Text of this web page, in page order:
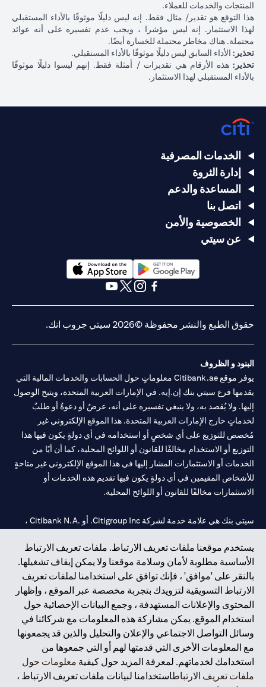
المنتجات والخدمات للعملاء.
هذا التوقع هو تقدير/ مثال فقط. إنه ليس دليلًا موثوقًا بالأداء المستقبلي
لهذا الاستثمار. إنه ليس مؤشرا ، ويجب عدم تفسيره على أنه عوائد
محتملة. هناك مخاطر محتملة للخسارة أيضًا.
تحذير: الأداء السابق ليس دليلًا موثوقًا بالأداء المستقبلي.
تحذير: هذه الأرقام هي تقديرات / أمثلة فقط. إنهم ليسوا دليلًا موثوقًا
بالأداء المستقبلي لهذا الاستثمار.
يستخدم موقعنا ملفات تعريف الارتباط. ملفات تعريف الارتباط
الأساسية مطلوبة لأمان وسلامة موقعنا ولا يمكن إيقاف تشغيلها.
بالنقر على 'موافق' ، فإنك توافق على استخدامنا لملفات تعريف
الارتباط التسويقية لتزويدك بتجربة مخصصة عبر الموقع ، وإظهار
المحتوى والإعلانات المستهدفة ، وجمع البيانات الإحصائية حول
استخدام الموقع. يمكن مشاركة هذه المعلومات مع شركائنا في
وسائل التواصل الاجتماعي والإعلان والتحليل والذين قد يجمعونها
مع المعلومات الأخرى التي قدمتها لهم أو التي جمعوها من
استخدامك لخدماتهم. لمعرفة المزيد حول كيفية معلومات حول
ملفات تعريف الارتباطاستخدامنا لبيانات ملفات تعريف الارتباط ،
الخدمات المصرفية
إدارة الثروة
المساعدة والدعم
اتصل بنا
الخصوصية والأمن
عن سيتي
(opens in a new tab)
حقوق الطبع والنشر محفوظة ©2026 سيتي جروب انك.
البنود و الظروف
يوفر موقع Citibank.ae معلوماتٍ حول الحسابات والخدمات المالية التي
يقدمها فرع سيتي بنك إن.إيه. في الإمارات العربية المتحدة، ويتيح الوصول
إليها. ولا يُقصد به، ولا ينبغي تفسيره على أنه، عرضٌ أو دعوةٌ أو طلبٌ
لخدماتٍ خارج الإمارات العربية المتحدة. هذا الموقع الإلكتروني غير
مُخصص للتوزيع على أي شخصٍ أو استخدامه في أي دولةٍ يكون فيها هذا
التوزيع أو الاستخدام مخالفًا للقانون أو اللوائح المحلية، كما أن أيًا من
الخدمات أو الاستثمارات المشار إليها في هذا الموقع الإلكتروني غير متاحةٍ
للأشخاص المقيمين في أي دولةٍ يكون فيها تقديم هذه الخدمات أو
الاستثمارات مخالفًا للقانون أو اللوائح المحلية.
سيتي بنك هي علامة خدمة لشركة Citigroup Inc. أو .Citibank N.A ،
سيتي بنك إن. إيه. الإمارات مسجل لدى مصرف الإمارات المركزي تحت
أرقام التراخيص 202563 لفرع الوصل في دبي، 531989 لفرع مول
الإمارات في دبي، وCN-1002019لفرع أبوظبي. هاتف: 4000 311 04.
فرع سيتي بنك إن إيه - الإمارات العربية المتحدة مرخص من مصرف
الإمارات العربية المتحدة المركزي كفرع لبنك أجنبي.
سيتي بنك إن إيه الإمارات العربية المتحدة مرخص من هيئة الأوراق المالية
والسلع في الإمارات العربية المتحدة ("SCA") للقيام بالنشاط المالي لـ أ)
الاستشارات المالية والتعريف والترويج بموجب ترخيص رقم
20200000097 ب) وسيط تداول في الأسواق الدولية بموجب ترخيص